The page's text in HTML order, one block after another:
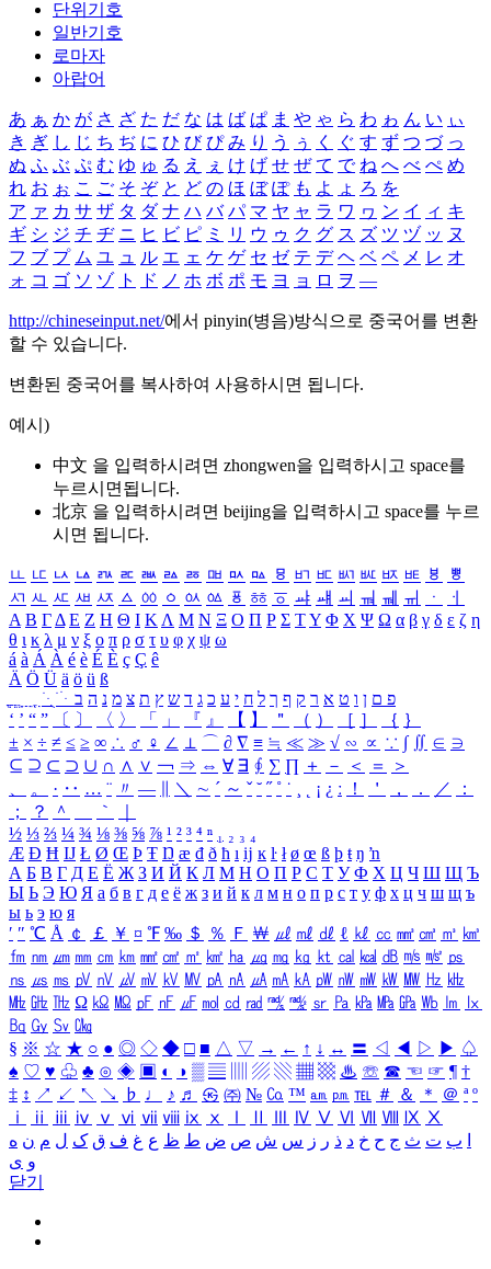
단위기호
일반기호
로마자
아랍어
あ ぁ か が さ ざ た だ な は ば ぱ ま や ゃ ら わ ゎ ん い ぃ
き ぎ し じ ち ぢ に ひ び ぴ み り う ぅ く ぐ す ず つ づ っ
ぬ ふ ぶ ぷ む ゆ ゅ る え ぇ け げ せ ぜ て で ね へ べ ぺ め
れ お ぉ こ ご そ ぞ と ど の ほ ぼ ぽ も よ ょ ろ を
ア ァ カ サ ザ タ ダ ナ ハ バ パ マ ヤ ャ ラ ワ ヮ ン イ ィ キ
ギ シ ジ チ ヂ ニ ヒ ビ ピ ミ リ ウ ゥ ク グ ス ズ ツ ヅ ッ ヌ
フ ブ プ ム ユ ュ ル エ ェ ケ ゲ セ ゼ テ デ ヘ ベ ペ メ レ オ
ォ コ ゴ ソ ゾ ト ド ノ ホ ボ ポ モ ヨ ョ ロ ヲ ―
http://chineseinput.net/에서 pinyin(병음)방식으로 중국어를 변환
할 수 있습니다.
변환된 중국어를 복사하여 사용하시면 됩니다.
예시)
中文 을 입력하시려면 zhongwen을 입력하시고 space를
누르시면됩니다.
北京 을 입력하시려면 beijing을 입력하시고 space를 누르
시면 됩니다.
ㅥ ㅦ ㅧ ㅨ ㅩ ㅪ ㅫ ㅬ ㅭ ㅮ ㅯ ㅰ ㅱ ㅲ ㅳ ㅴ ㅵ ㅶ ㅷ ㅸ
ㅹ
ㅺ ㅻ ㅼ ㅽ ㅾ ㅿ ㆀ ㆁ ㆂ ㆃ ㆄ ㆅ ㆆ ㆇ ㆈ ㆉ ㆊ ㆋ ㆌ ㆍ
ㆎ
Α Β ΓΔ Ε Ζ Η Θ Ι ΚΛ Μ Ν Ξ Ο Π Ρ Σ ΤΥ Φ Χ Ψ Ω α β γ δ ε ζ η
θ ι κ λ μ ν ξ ο π ρ σ τ υ φ χ ψ ω
á à Á À é è É È ç Ç ê
Ä Ö Ü ä ö ü ß
ִֶֹ ֻּ ׁׂ פ ם ן ו ט א ר ק ף ך ל ח י ע כ ג ד ש ץ ת צ מ נ ה ב
‘ ’ “ ” 〔 〕 〈 〉 「 」 『 』 【 】 ＂ （ ） ［ ］ ｛ ｝
± × ÷ ≠ ≤ ≥ ∞ ∴ ♂ ♀ ∠ ⊥ ⌒ ∂ ∇ ≡ ≒ ≪ ≫ √ ∽ ∝ ∵ ∫ ∬ ∈ ∋
⊆ ⊇ ⊂ ⊃ ∪ ∩ ∧ ∨ ￢ ⇒ ⇔ ∀ ∃ ∮ ∑ ∏ ＋ － ＜ ＝
＞
、
。 · ‥ … ¨ 〃 ― ＼ ∼ ´ ～ ˇ ˘ ˝ ˚ ˙ ¸ ¡ ¿ ː ！ ＇ ， ． ／
：
；
？ ＾ ｀
½ ⅓ ⅔ ¼ ¾ ⅛ ⅜ ⅝ ⅞ ¹ ² ³ ⁴ ⁿ ₁ ₂ ₃ ₄
Æ Ð Ħ Ĳ Ł Ø Œ Þ Ŧ Ŋ æ đ ð ħ ı ĳ ĸ ŀ ł ø œ ß þ ŧ ŋ ŉ
А Б В Г Д Е Ё Ж З И Й К Л М Н О П Р С Т У Ф Х Ц Ч Ш Щ Ъ
Ы Ь Э Ю Я а б в г д е ё ж з и й к л м н о п р с т у ф х ц ч ш щ ъ
ы ь э ю я
′ ″ ℃ Å ￠ ￡ ￥ ¤ ℉ ‰ ＄ ％ Ｆ ￦ ㎕ ㎖ ㎗ ℓ ㎘ ㏄ ㎣ ㎤ ㎥ ㎦
㎙ ㎚ ㎛ ㎜ ㎝ ㎞ ㎟ ㎠ ㎡ ㎢ ㏊ ㎍ ㎎ ㎏ ㏏ ㎈ ㎉ ㏈ ㎧ ㎨ ㎰
㎱ ㎲ ㎳ ㎴ ㎵ ㎶ ㎷ ㎸ ㎹ ㎀ ㎁ ㎂ ㎃ ㎄ ㎺ ㎻ ㎽ ㎾ ㎿ ㎐ ㎑
㎒ ㎓ ㎔ Ω ㏀ ㏁ ㎊ ㎋ ㎌ ㏖ ㏅ ㎭ ㎮ ㎯ ㏛ ㎩ ㎪ ㎫ ㎬ ㏝ ㏐
㏓
㏃ ㏉ ㏜ ㏆
§ ※ ☆ ★ ○ ● ◎ ◇ ◆ □ ■ △ ▽ → ← ↑ ↓ ↔ 〓 ◁ ◀ ▷ ▶ ♤
♠ ♡ ♥ ♧ ♣ ⊙ ◈ ▣ ◐ ◑ ▒ ▤ ▨ ▧ ▦ ▩ ♨ ☏ ☎ ☜ ☞ ¶ †
‡ ↕ ↗ ↙ ↖ ↘ ♭ ♩ ♪ ♬ ㉿ ㈜ № ㏇ ™ ㏂ ㏘ ℡ ＃ ＆ ＊ ＠ ª º
ⅰ
ⅱ ⅲ ⅳ ⅴ ⅵ ⅶ ⅷ ⅸ ⅹ Ⅳ Ⅴ Ⅵ Ⅶ Ⅷ Ⅸ Ⅹ
ب ت ث ج ح خ د ذ ر ز س ش ص ض ط ظ ع غ ف ق ک ل م ن ه
و ی
닫기